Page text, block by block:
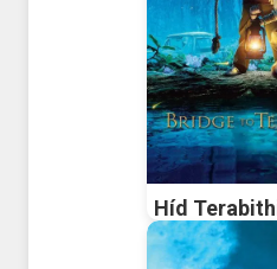
Híd